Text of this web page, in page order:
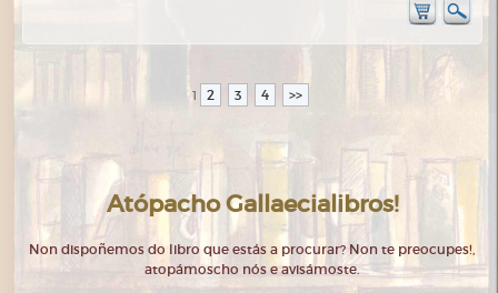
1 2 3 4 >>
Atópacho Gallaecialibros!
Non dispoñemos do libro que estás a procurar? Non te preocupes!,
atopámoscho nós e avisámoste.